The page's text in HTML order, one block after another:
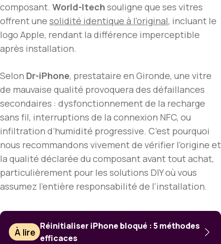
composant. World-Itech souligne que ses vitres
offrent une solidité identique à l’original, incluant le
logo Apple, rendant la différence imperceptible
après installation.
Selon Dr-iPhone, prestataire en Gironde, une vitre
de mauvaise qualité provoquera des défaillances
secondaires : dysfonctionnement de la recharge
sans fil, interruptions de la connexion NFC, ou
infiltration d’humidité progressive. C’est pourquoi
nous recommandons vivement de vérifier l’origine et
la qualité déclarée du composant avant tout achat,
particulièrement pour les solutions DIY où vous
assumez l’entière responsabilité de l’installation.
À lire
Réinitialiser iPhone bloqué : 5 méthodes
efficaces